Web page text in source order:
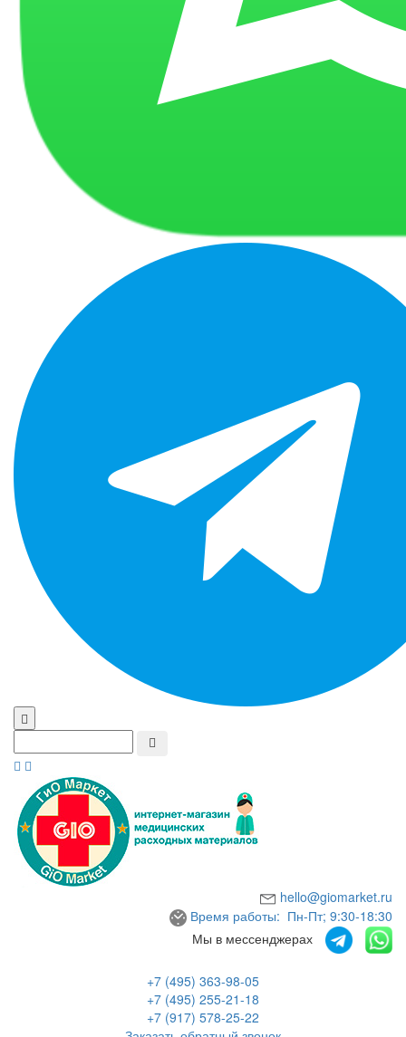
hello@giomarket.ru
Время работы: Пн-Пт; 9:30-18:30
Мы в мессенджерах
+7 (495) 363-98-05
+7 (495) 255-21-18
+7 (917) 578-25-22